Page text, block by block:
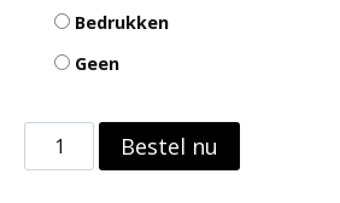
Bedrukken
Geen
Thermische
bodywarmer
Bestel nu